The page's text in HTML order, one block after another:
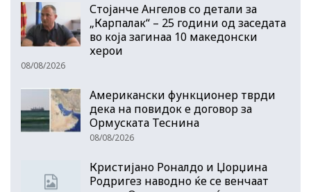
Стојанче Ангелов со детали за
„Карпалак“ – 25 години од заседата
во која загинаа 10 македонски
херои
08/08/2026
Американски функционер тврди
дека на повидок е договор за
Ормуската Теснина
08/08/2026
Кристијано Роналдо и Џорџина
Родригез наводно ќе се венчаат